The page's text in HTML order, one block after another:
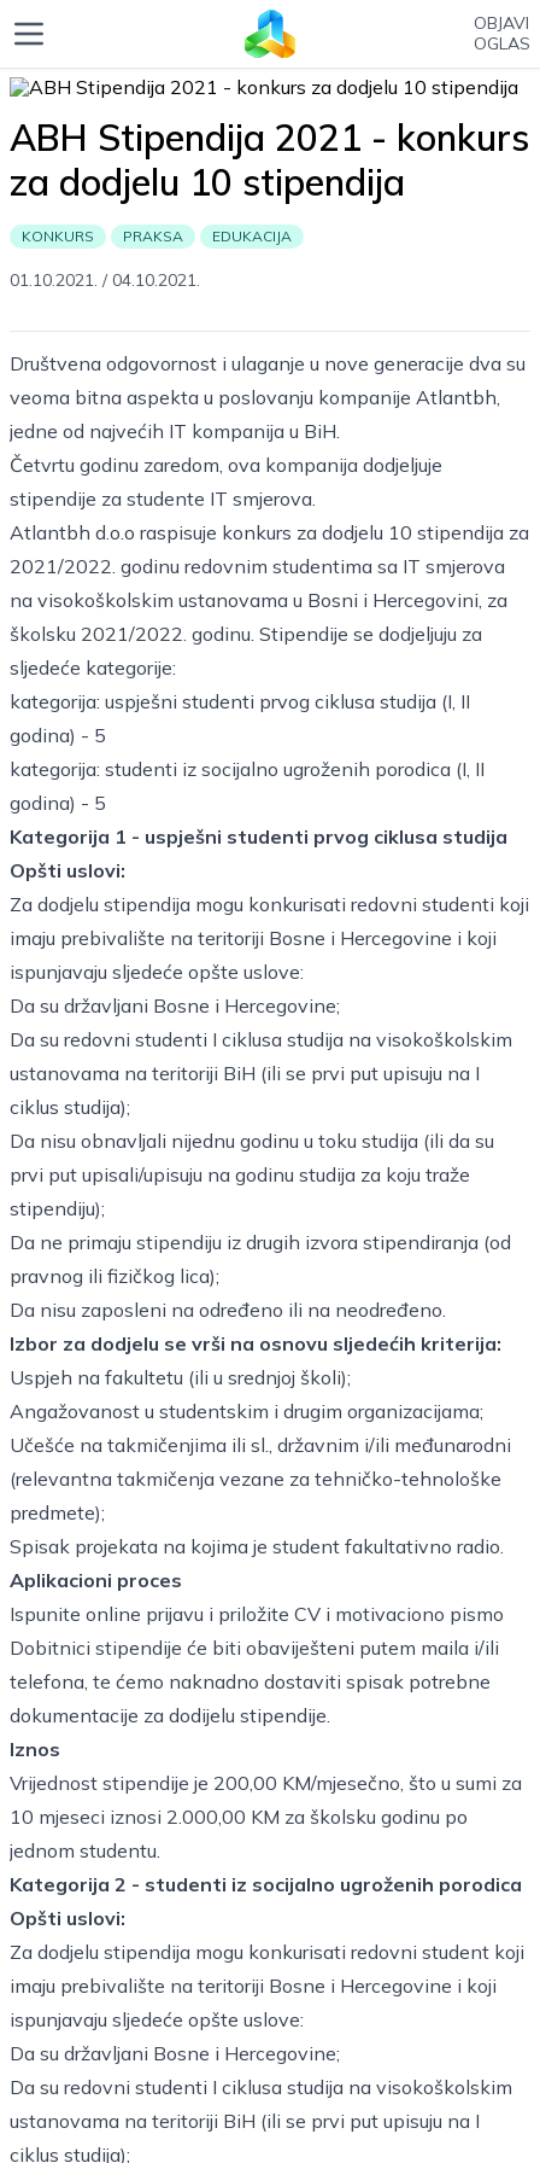
OBJAVI
OGLAS
ABH Stipendija 2021 - konkurs
za dodjelu 10 stipendija
KONKURS PRAKSA EDUKACIJA
01.10.2021. /04.10.2021.
Društvena odgovornost i ulaganje u nove generacije dva su
veoma bitna aspekta u poslovanju kompanije Atlantbh,
jedne od najvećih IT kompanija u BiH.
Četvrtu godinu zaredom, ova kompanija dodjeljuje
stipendije za studente IT smjerova.
Atlantbh d.o.o raspisuje konkurs za dodjelu 10 stipendija za
2021/2022. godinu redovnim studentima sa IT smjerova
na visokoškolskim ustanovama u Bosni i Hercegovini, za
školsku 2021/2022. godinu. Stipendije se dodjeljuju za
sljedeće kategorije:
kategorija: uspješni studenti prvog ciklusa studija (I, II
godina) - 5
kategorija: studenti iz socijalno ugroženih porodica (I, II
godina) - 5
Kategorija 1 - uspješni studenti prvog ciklusa studija
Opšti uslovi:
Za dodjelu stipendija mogu konkurisati redovni studenti koji
imaju prebivalište na teritoriji Bosne i Hercegovine i koji
ispunjavaju sljedeće opšte uslove:
Da su državljani Bosne i Hercegovine;
Da su redovni studenti I ciklusa studija na visokoškolskim
ustanovama na teritoriji BiH (ili se prvi put upisuju na I
ciklus studija);
Da nisu obnavljali nijednu godinu u toku studija (ili da su
prvi put upisali/upisuju na godinu studija za koju traže
stipendiju);
Da ne primaju stipendiju iz drugih izvora stipendiranja (od
pravnog ili fizičkog lica);
Da nisu zaposleni na određeno ili na neodređeno.
Izbor za dodjelu se vrši na osnovu sljedećih kriterija:
Uspjeh na fakultetu (ili u srednjoj školi);
Angažovanost u studentskim i drugim organizacijama;
Učešće na takmičenjima ili sl., državnim i/ili međunarodni
(relevantna takmičenja vezane za tehničko-tehnološke
predmete);
Spisak projekata na kojima je student fakultativno radio.
Aplikacioni proces
Ispunite online prijavu i priložite CV i motivaciono pismo
Dobitnici stipendije će biti obaviješteni putem maila i/ili
telefona, te ćemo naknadno dostaviti spisak potrebne
dokumentacije za dodijelu stipendije.
Iznos
Vrijednost stipendije je 200,00 KM/mjesečno, što u sumi za
10 mjeseci iznosi 2.000,00 KM za školsku godinu po
jednom studentu.
Kategorija 2 - studenti iz socijalno ugroženih porodica
Opšti uslovi:
Za dodjelu stipendija mogu konkurisati redovni student koji
imaju prebivalište na teritoriji Bosne i Hercegovine i koji
ispunjavaju sljedeće opšte uslove:
Da su državljani Bosne i Hercegovine;
Da su redovni studenti I ciklusa studija na visokoškolskim
ustanovama na teritoriji BiH (ili se prvi put upisuju na I
ciklus studija);